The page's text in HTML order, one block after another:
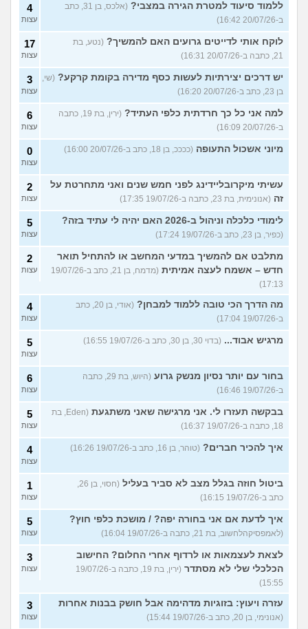
ללמוד סיעוד למטרת הגירה במצבי?
(אלכס, בן 31, כתב
ב-20/07/26 16:42)
4
עצות
לוקח אותי לדייטים גרועים האם להמשיך? (נטע, בת
21, כתבה ב-20/07/26 16:31)
17
עצות
יש דרכים יצירתיות לעשות כסף מדירה בקומת קרקע? (שי,
בן 23, כתב ב-20/07/26 16:20)
3
עצות
למה אני כל כך חרדתית כלפי העתיד?
(ירין, בת 19, כתבה
ב-20/07/26 16:09)
6
עצות
מיוני אשכול התעופה (ככככ, בן 18, כתב ב-20/07/26 16:00) 0
עצות
עשיתי מיקרובליידינג לפני חמש שנים ואני מתחרטת על
זה (אנונימית, בת 23, כתבה ב-19/07/26 17:35)
2
עצות
לימודי כלכלה וניהול ב-2026 האם יהיה לי עתיד בזה?
(כפיר, בן 23, כתב ב-19/07/26 17:24)
5
עצות
מתלבט אם להמשיך במדעי המחשב או להתחיל תואר
חדש – אשמח לעצה אמיתית
(מדמח, בן 21, כתב ב-19/07/26
17:13)
2
עצות
מה הדרך הכי טובה ללמוד למבחן?
(אודי, בן 20, כתב
ב-19/07/26 17:04)
4
עצות
מרגיש אבוד... (בדוי 30, בן 30, כתב ב-19/07/26 16:55) 5
עצות
בחור עם יותר נסיון מנשק גרוע
(היוש, בת 29, כתבה
ב-19/07/26 16:46)
6
עצות
בבקשה תעזרו לי. אני מרגישה שאני משתגעת
(Eden, בת
18, כתבה ב-19/07/26 16:37)
5
עצות
איך להכיר חברים? (טוהר, בן 16, כתב ב-19/07/26 16:26) 4
עצות
ביטול חוזה בגלל מצב לא סביר בעליל
(חסוי, בן 26,
כתב ב-19/07/26 16:15)
1
עצות
איך לדעת אם אני בחורה יפה? / מושכת כלפי חוץ?
(לאמפסיקהלחשוב, בת 21, כתבה ב-19/07/26 16:04)
5
עצות
לצאת לעצמאות או לרדוף אחרי החלום? החישוב
הכלכלי שלי לא מסתדר
(ירין, בת 19, כתבה ב-19/07/26
15:55)
3
עצות
עזרה ויעוץ: בזוגיות מדהימה אבל חושק בבנות אחרות
(אנונימי, בן 20, כתב ב-19/07/26 15:44)
3
עצות